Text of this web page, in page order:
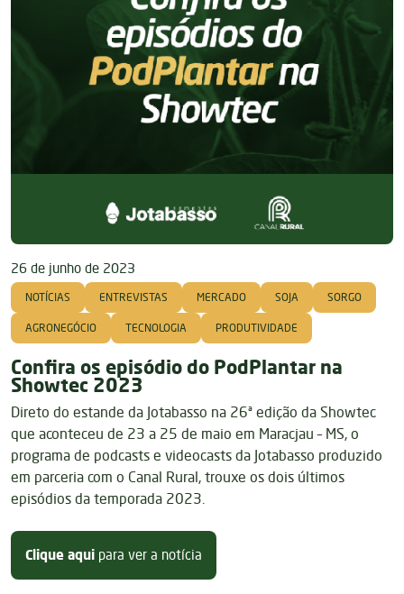
26 de junho de 2023
NOTÍCIAS ENTREVISTAS MERCADO SOJA SORGO
AGRONEGÓCIO TECNOLOGIA PRODUTIVIDADE
Confira os episódio do PodPlantar na
Showtec 2023
Direto do estande da Jotabasso na 26ª edição da Showtec
que aconteceu de 23 a 25 de maio em Maracjau – MS, o
programa de podcasts e videocasts da Jotabasso produzido
em parceria com o Canal Rural, trouxe os dois últimos
episódios da temporada 2023.
Clique aqui para ver a notícia